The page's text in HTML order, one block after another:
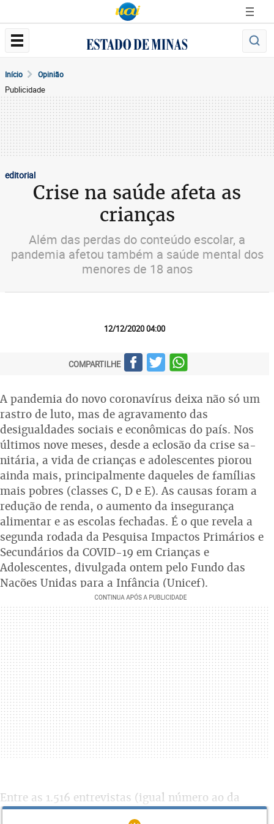
Início Opinião
Publicidade
editorial
Crise na saúde afeta as
crianças
Além das perdas do conteúdo escolar, a
pandemia afetou também a saúde mental dos
menores de 18 anos
12/12/2020 04:00
COMPARTILHE
A pandemia do novo coronavírus deixa não só um
rastro de luto, mas de agravamento das
desigualdades sociais e econômicas do país. Nos
últimos nove meses, desde a eclosão da crise sa-
nitária, a vida de crianças e adolescentes piorou
ainda mais, principalmente daqueles de famílias
mais pobres (classes C, D e E). As causas foram a
redução de renda, o aumento da insegurança
alimentar e as escolas fechadas. É o que revela a
segunda rodada da Pesquisa Impactos Primários e
Secundários da COVID-19 em Crianças e
Adolescentes, divulgada ontem pelo Fundo das
Nações Unidas para a Infância (Unicef).
Entre as 1.516 entrevistas (igual número ao da
primeira rodada), realizadas pela equipe do Ibope